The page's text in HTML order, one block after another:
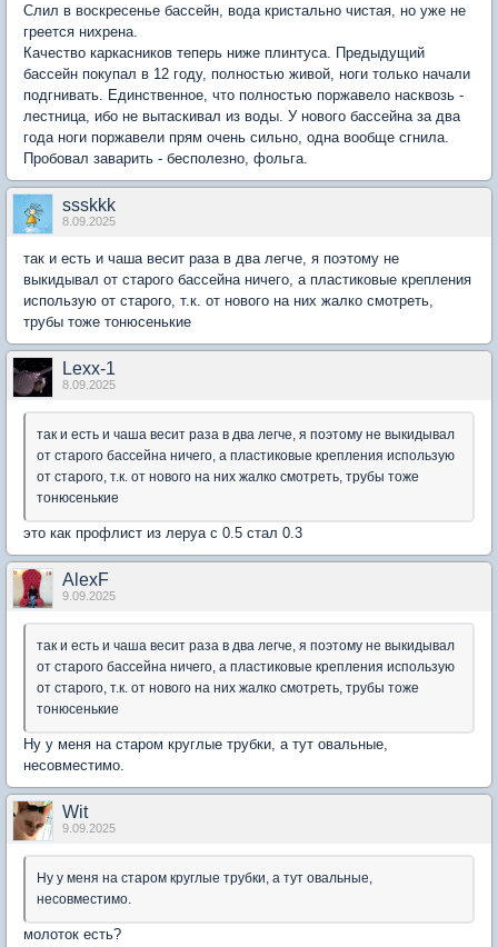
Слил в воскресенье бассейн, вода кристально чистая, но уже не
греется нихрена.
Качество каркасников теперь ниже плинтуса. Предыдущий
бассейн покупал в 12 году, полностью живой, ноги только начали
подгнивать. Единственное, что полностью поржавело насквозь -
лестница, ибо не вытаскивал из воды. У нового бассейна за два
года ноги поржавели прям очень сильно, одна вообще сгнила.
Пробовал заварить - бесполезно, фольга.
ssskkk
8.09.2025
так и есть и чаша весит раза в два легче, я поэтому не
выкидывал от старого бассейна ничего, а пластиковые крепления
использую от старого, т.к. от нового на них жалко смотреть,
трубы тоже тонюсенькие
Lexx-1
8.09.2025
так и есть и чаша весит раза в два легче, я поэтому не выкидывал
от старого бассейна ничего, а пластиковые крепления использую
от старого, т.к. от нового на них жалко смотреть, трубы тоже
тонюсенькие
это как профлист из леруа с 0.5 стал 0.3
AlexF
9.09.2025
так и есть и чаша весит раза в два легче, я поэтому не выкидывал
от старого бассейна ничего, а пластиковые крепления использую
от старого, т.к. от нового на них жалко смотреть, трубы тоже
тонюсенькие
Ну у меня на старом круглые трубки, а тут овальные,
несовместимо.
Wit
9.09.2025
Ну у меня на старом круглые трубки, а тут овальные,
несовместимо.
молоток есть?